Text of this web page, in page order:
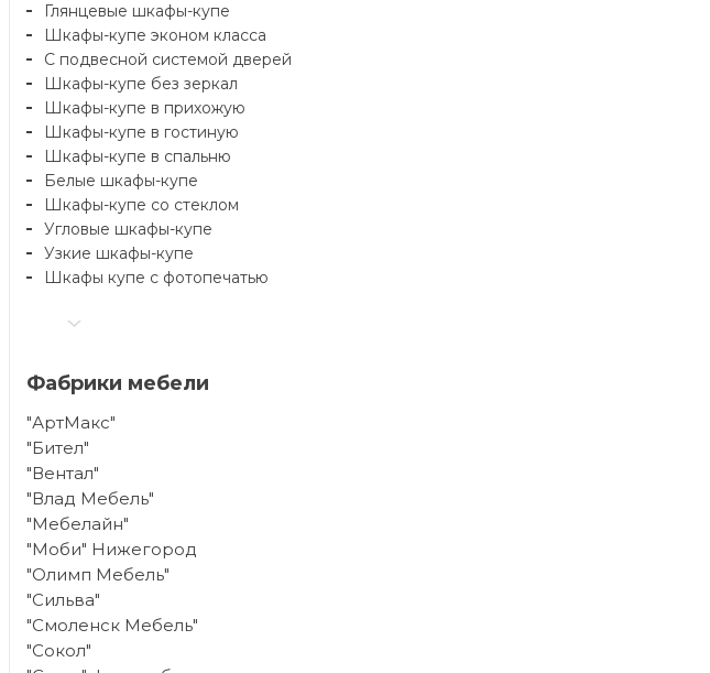
Глянцевые шкафы-купе
Шкафы-купе эконом класса
С подвесной системой дверей
Шкафы-купе без зеркал
Шкафы-купе в прихожую
Шкафы-купе в гостиную
Шкафы-купе в спальню
Белые шкафы-купе
Шкафы-купе со стеклом
Угловые шкафы-купе
Узкие шкафы-купе
Шкафы купе с фотопечатью
Фабрики мебели
"АртМакс"
"Бител"
"Вентал"
"Влад Мебель"
"Мебелайн"
"Моби" Нижегород
"Олимп Мебель"
"Сильва"
"Смоленск Мебель"
"Сокол"